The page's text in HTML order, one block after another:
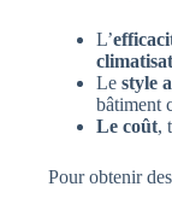
L’
Le style
bâtiment
Le coût,
Pour obtenir